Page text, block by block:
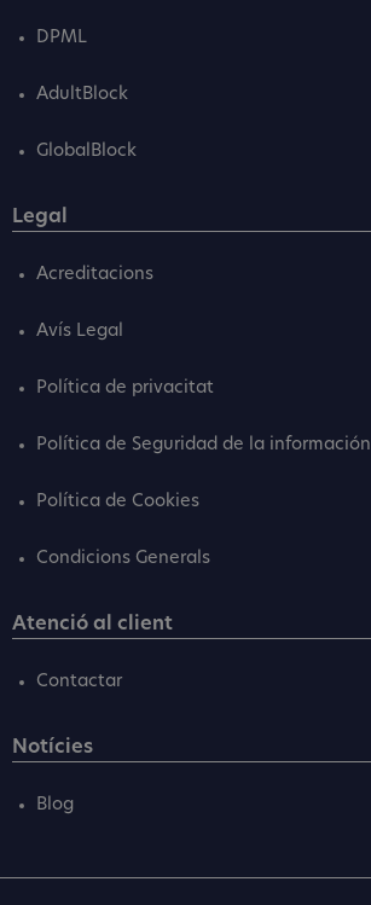
DPML
AdultBlock
GlobalBlock
Legal
Acreditacions
Avís Legal
Política de privacitat
Política de Seguridad de la información
Política de Cookies
Condicions Generals
Atenció al client
Contactar
Notícies
Blog